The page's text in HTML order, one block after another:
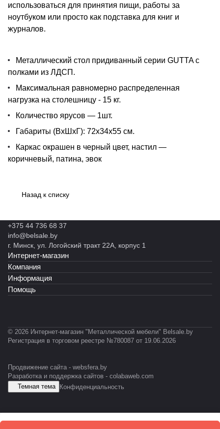
использоваться для принятия пищи, работы за
ноутбуком или просто как подставка для книг и
журналов.
Металлический стол придиванный серии GUTTA c
полками из ЛДСП.
Максимальная равномерно распределенная
нагрузка на столешницу - 15 кг.
Количество ярусов — 1шт.
Габариты (ВхШхГ): 72х34х55 см.
Каркас окрашен в черный цвет, настил —
коричневый, патина, эвок
Назад к списку
+375 44 736 68 37
info@belsale.by
г. Минск, ул. Логойский тракт 22А, корпус 1
Интернет-магазин
Компания
Информация
Помощь
© 2026 Интернет-магазин "Металлической мебели" Belsale.by
Регистрация в торговом реестре №780087 от 19.06.2026
Продвижение сайта - websfera.by
Разработка и поддержка сайтов - colabaweb.com
Темная тема Конфиденциальность